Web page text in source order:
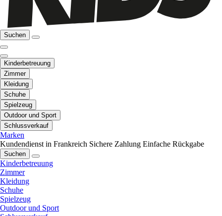
Suchen
Kinderbetreuung
Zimmer
Kleidung
Schuhe
Spielzeug
Outdoor und Sport
Schlussverkauf
Marken
Kundendienst in Frankreich Sichere Zahlung Einfache Rückgabe
Suchen
Kinderbetreuung
Zimmer
Kleidung
Schuhe
Spielzeug
Outdoor und Sport